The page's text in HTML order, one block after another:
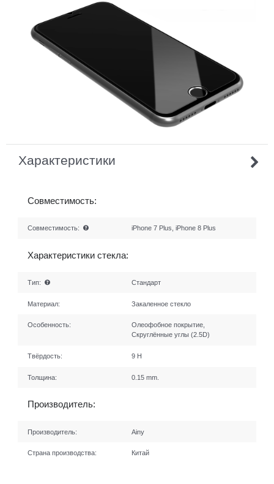
Характеристики
Совместимость:
Совместимость: iPhone 7 Plus, iPhone 8 Plus
Характеристики стекла:
Тип: Стандарт
Материал: Закаленное стекло
Особенность:
Олеофобное покрытие,
Скруглённые углы (2.5D)
Твёрдость: 9 H
Толщина: 0.15 mm.
Производитель:
Производитель: Ainy
Страна производства: Китай